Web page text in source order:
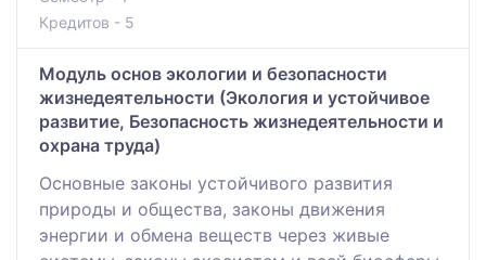
Кредитов - 5
Модуль основ экологии и безопасности
жизнедеятельности (Экология и устойчивое
развитие, Безопасность жизнедеятельности и
охрана труда)
Основные законы устойчивого развития
природы и общества, законы движения
энергии и обмена веществ через живые